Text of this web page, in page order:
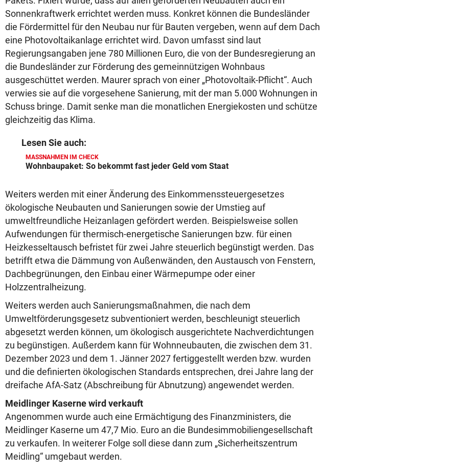
Sonnenkraftwerk errichtet werden muss. Konkret können die Bundesländer
die Fördermittel für den Neubau nur für Bauten vergeben, wenn auf dem Dach
eine Photovoltaikanlage errichtet wird. Davon umfasst sind laut
Regierungsangaben jene 780 Millionen Euro, die von der Bundesregierung an
die Bundesländer zur Förderung des gemeinnützigen Wohnbaus
ausgeschüttet werden. Maurer sprach von einer „Photovoltaik-Pflicht“. Auch
verwies sie auf die vorgesehene Sanierung, mit der man 5.000 Wohnungen in
Schuss bringe. Damit senke man die monatlichen Energiekosten und schütze
gleichzeitig das Klima.
Lesen Sie auch:
MASSNAHMEN IM CHECK
Wohnbaupaket: So bekommt fast jeder Geld vom Staat
Weiters werden mit einer Änderung des Einkommenssteuergesetzes
ökologische Neubauten und Sanierungen sowie der Umstieg auf
umweltfreundliche Heizanlagen gefördert werden. Beispielsweise sollen
Aufwendungen für thermisch-energetische Sanierungen bzw. für einen
Heizkesseltausch befristet für zwei Jahre steuerlich begünstigt werden. Das
betrifft etwa die Dämmung von Außenwänden, den Austausch von Fenstern,
Dachbegrünungen, den Einbau einer Wärmepumpe oder einer
Holzzentralheizung.
Weiters werden auch Sanierungsmaßnahmen, die nach dem
Umweltförderungsgesetz subventioniert werden, beschleunigt steuerlich
abgesetzt werden können, um ökologisch ausgerichtete Nachverdichtungen
zu begünstigen. Außerdem kann für Wohnneubauten, die zwischen dem 31.
Dezember 2023 und dem 1. Jänner 2027 fertiggestellt werden bzw. wurden
und die definierten ökologischen Standards entsprechen, drei Jahre lang der
dreifache AfA-Satz (Abschreibung für Abnutzung) angewendet werden.
Meidlinger Kaserne wird verkauft
Angenommen wurde auch eine Ermächtigung des Finanzministers, die
Meidlinger Kaserne um 47,7 Mio. Euro an die Bundesimmobiliengesellschaft
zu verkaufen. In weiterer Folge soll diese dann zum „Sicherheitszentrum
Meidling“ umgebaut werden.